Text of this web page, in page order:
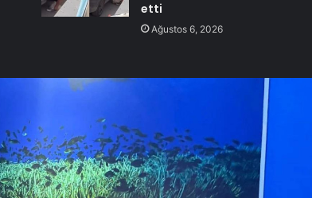
etti
Ağustos 6, 2026